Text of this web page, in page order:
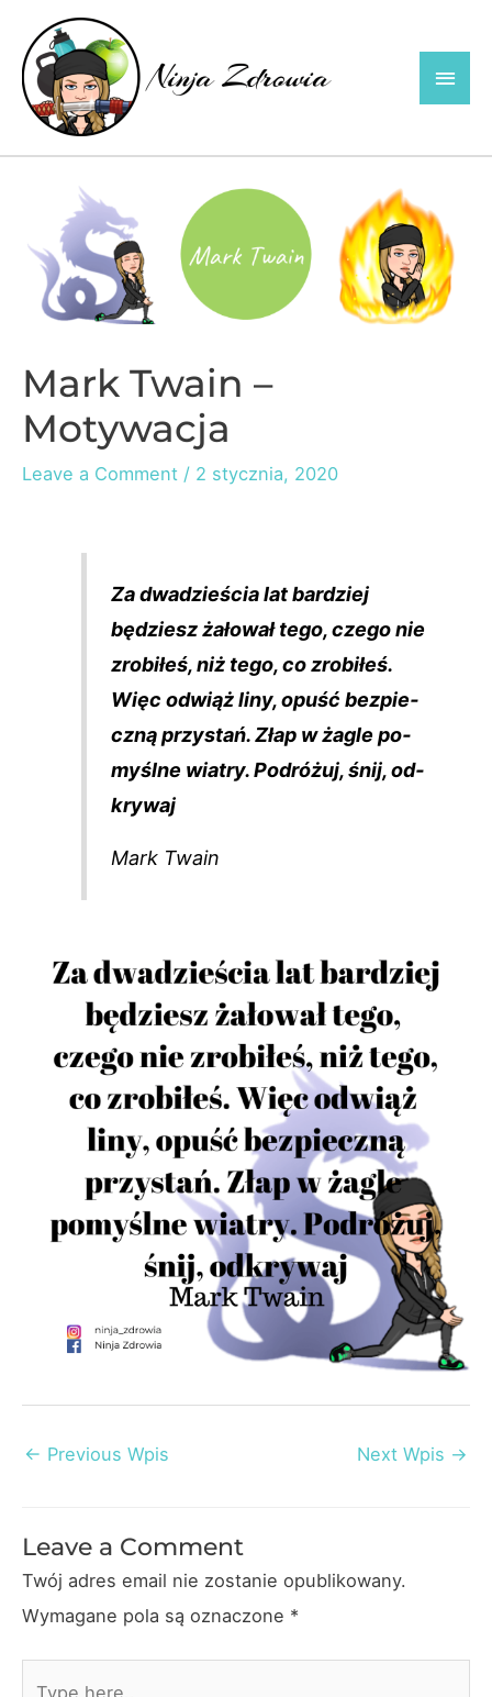
content
Main
Mark Twain –
Motywacja
Leave a Comment / 2 stycznia, 2020
Za dwadzieścia lat bar­dziej
będziesz żałował te­go, cze­go nie
zro­biłeś, niż te­go, co zro­biłeś.
Więc od­wiąż li­ny, opuść bez­pie­
czną przys­tań. Złap w żag­le po­
myślne wiat­ry. Podróżuj, śnij, od­
kry­waj
Mark Twain
Post
← Previous Wpis Next Wpis →
Leave a Comment
Twój adres email nie zostanie opublikowany.
Wymagane pola są oznaczone *